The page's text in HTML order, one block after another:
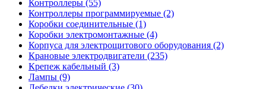
Контроллеры (55)
Контроллеры программируемые (2)
Коробки соединительные (1)
Коробки электромонтажные (4)
Корпуса для электрощитового оборудования (2)
Крановые электродвигатели (235)
Крепеж кабельный (3)
Лампы (9)